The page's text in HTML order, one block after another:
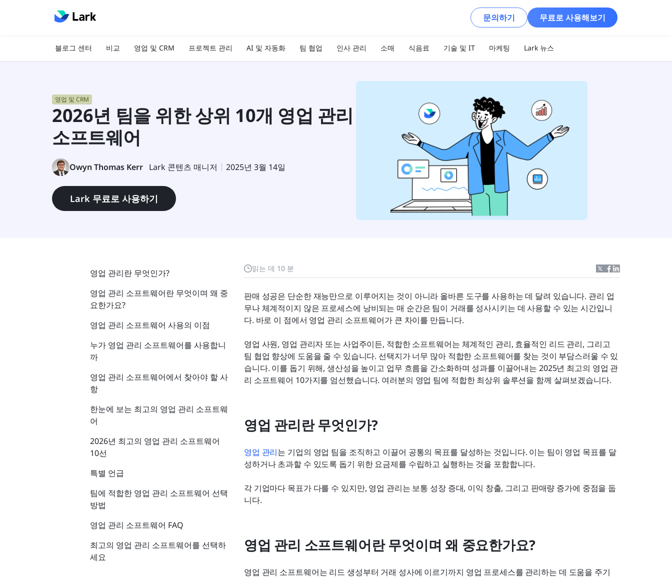
문의하기 무료로 사용해보기
블로그 센터 비교 영업 및 CRM 프로젝트 관리 AI 및 자동화 팀 협업 인사 관리 소매 식음료 기술 및 IT 마케팅 Lark 뉴스
영업 및 CRM
2026년 팀을 위한 상위 10개 영업 관리
소프트웨어
Owyn Thomas Kerr Lark 콘텐츠 매니저 2025년 3월 14일
Lark 무료로 사용하기
읽는 데 10 분
판매 성공은 단순한 재능만으로 이루어지는 것이 아니라 올바른 도구를 사용하는 데 달려 있습니다. 관리 업
무나 체계적이지 않은 프로세스에 낭비되는 매 순간은 팀이 거래를 성사시키는 데 사용할 수 있는 시간입니
다. 바로 이 점에서 영업 관리 소프트웨어가 큰 차이를 만듭니다.
영업 사원, 영업 관리자 또는 사업주이든, 적합한 소프트웨어는 체계적인 관리, 효율적인 리드 관리, 그리고
팀 협업 향상에 도움을 줄 수 있습니다. 선택지가 너무 많아 적합한 소프트웨어를 찾는 것이 부담스러울 수 있
습니다. 이를 돕기 위해, 생산성을 높이고 업무 흐름을 간소화하며 성과를 이끌어내는 2025년 최고의 영업 관
리 소프트웨어 10가지를 엄선했습니다. 여러분의 영업 팀에 적합한 최상위 솔루션을 함께 살펴보겠습니다.
영업 관리란 무엇인가?
영업 관리는 기업의 영업 팀을 조직하고 이끌어 공통의 목표를 달성하는 것입니다. 이는 팀이 영업 목표를 달
성하거나 초과할 수 있도록 돕기 위한 요금제를 수립하고 실행하는 것을 포함합니다.
각 기업마다 목표가 다를 수 있지만, 영업 관리는 보통 성장 증대, 이익 창출, 그리고 판매량 증가에 중점을 둡
니다.
영업 관리 소프트웨어란 무엇이며 왜 중요한가요?
영업 관리 소프트웨어는 리드 생성부터 거래 성사에 이르기까지 영업 프로세스를 관리하는 데 도움을 주기
영업 관리란 무엇인가?
영업 관리 소프트웨어란 무엇이며 왜 중
요한가요?
영업 관리 소프트웨어 사용의 이점
누가 영업 관리 소프트웨어를 사용합니
까
영업 관리 소프트웨어에서 찾아야 할 사
항
한눈에 보는 최고의 영업 관리 소프트웨
어
2026년 최고의 영업 관리 소프트웨어
10선
특별 언급
팀에 적합한 영업 관리 소프트웨어 선택
방법
영업 관리 소프트웨어 FAQ
최고의 영업 관리 소프트웨어를 선택하
세요